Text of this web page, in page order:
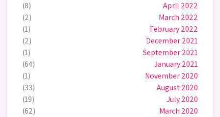
April 2022
(8)
March 2022
(2)
February 2022
(1)
December 2021
(2)
September 2021
(1)
January 2021
(64)
November 2020
(1)
August 2020
(33)
July 2020
(19)
March 2020
(62)